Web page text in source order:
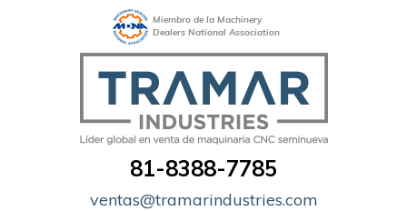
Miembro de la Machinery
Dealers National Association
81-8388-7785
ventas@tramarindustries.com